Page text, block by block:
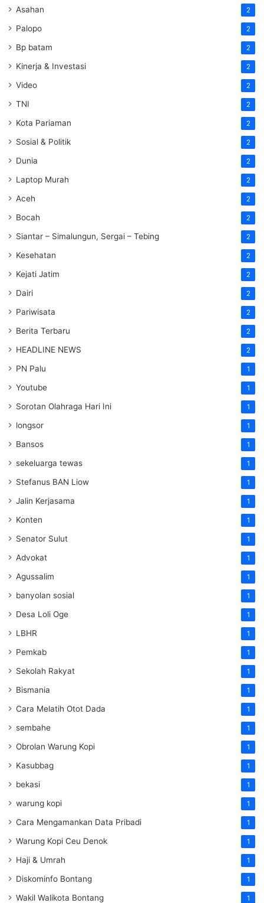
Asahan 2
Palopo 2
Bp batam 2
Kinerja & Investasi 2
Video 2
TNI 2
Kota Pariaman 2
Sosial & Politik 2
Dunia 2
Laptop Murah 2
Aceh 2
Bocah 2
Siantar – Simalungun, Sergai – Tebing 2
Kesehatan 2
Kejati Jatim 2
Dairi 2
Pariwisata 2
Berita Terbaru 2
HEADLINE NEWS 2
PN Palu 1
Youtube 1
Sorotan Olahraga Hari Ini 1
longsor 1
Bansos 1
sekeluarga tewas 1
Stefanus BAN Liow 1
Jalin Kerjasama 1
Konten 1
Senator Sulut 1
Advokat 1
Agussalim 1
banyolan sosial 1
Desa Loli Oge 1
LBHR 1
Pemkab 1
Sekolah Rakyat 1
Bismania 1
Cara Melatih Otot Dada 1
sembahe 1
Obrolan Warung Kopi 1
Kasubbag 1
bekasi 1
warung kopi 1
Cara Mengamankan Data Pribadi 1
Warung Kopi Ceu Denok 1
Haji & Umrah 1
Diskominfo Bontang 1
Wakil Walikota Bontang 1